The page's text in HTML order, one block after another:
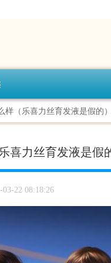
样（乐喜力丝育发液是假的
喜力丝育发液是假
03-22 08:18:26